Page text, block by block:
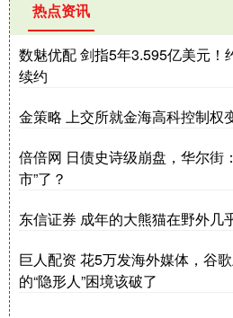
热点资讯
数魅优配 剑指5年3.595亿美元！
续约
金策略 上交所就金海高科控制权
倍倍网 日债史诗级崩盘，华尔街
市”了？
东信证券 成年的大熊猫在野外几
巨人配资 花5万发海外媒体，谷
的“隐形人”困境该破了